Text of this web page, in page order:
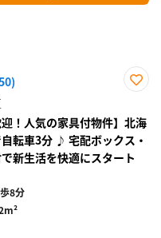
り登
録
迎！人気の家具付物件】北海
転車3分 ♪ 宅配ボックス・
新生活を快適にスタート
8分